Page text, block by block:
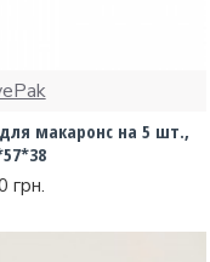
макаронс на 5 шт.,
грн.